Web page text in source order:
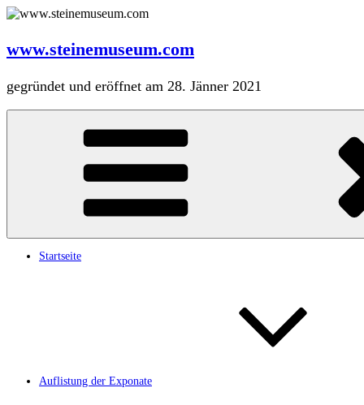
Zum
www.steinemuseum.com
gegründet und eröffnet am 28. Jänner 2021
Startseite
Auflistung der Exponate